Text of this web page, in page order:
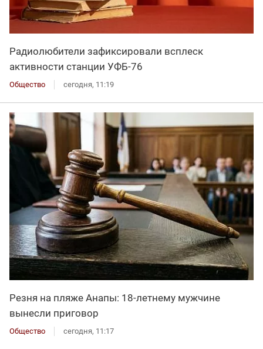
Радиолюбители зафиксировали всплеск
активности станции УФБ-76
Общество сегодня, 11:19
Резня на пляже Анапы: 18-летнему мужчине
вынесли приговор
Общество сегодня, 11:17